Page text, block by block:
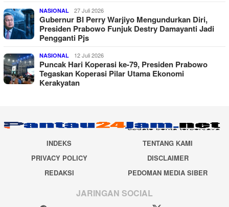
NASIONAL 27 Juli 2026
Gubernur BI Perry Warjiyo Mengundurkan Diri,
Presiden Prabowo Funjuk Destry Damayanti Jadi
Pengganti Pjs
NASIONAL 12 Juli 2026
Puncak Hari Koperasi ke-79, Presiden Prabowo
Tegaskan Koperasi Pilar Utama Ekonomi
Kerakyatan
INDEKS
TENTANG KAMI
PRIVACY POLICY
DISCLAIMER
REDAKSI
PEDOMAN MEDIA SIBER
JARINGAN SOCIAL